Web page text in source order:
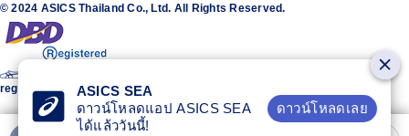
© 2024 ASICS Thailand Co., Ltd. All Rights Reserved.
The stripe design featured on the sides of the ASICS® shoes is a
registered trademark of ASICS Corporation
ASICS SEA
ดาวน์โหลดแอป ASICS SEA
ได้แล้ววันนี้!
ดาวน์โหลดเลย